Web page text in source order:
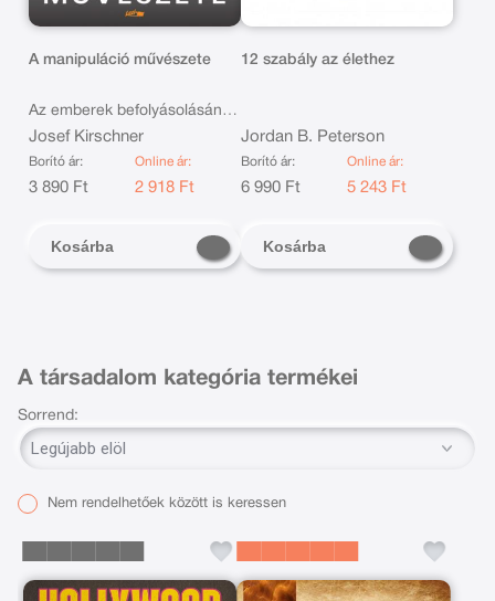
A manipuláció művészete
Az emberek befolyásolásának
nyolc legfontosabb szabálya
Josef Kirschner
Borító ár:
3 890 Ft
Online ár:
2 918 Ft
Kosárba
12 szabály az élethez
Jordan B. Peterson
Borító ár:
6 990 Ft
Online ár:
5 243 Ft
Kosárba
A társadalom kategória termékei
Sorrend:
Nem rendelhetőek között is keressen